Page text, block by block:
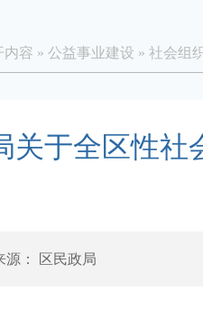
内容 » 公益事业建设 » 社会组
关于全区性
源： 区民政局